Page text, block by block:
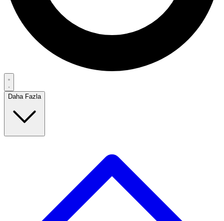
Daha Fazla